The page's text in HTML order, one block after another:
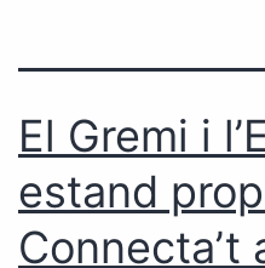
El Gremi i
estand
Connecta’t